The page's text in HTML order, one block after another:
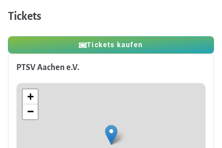
Tickets
Tickets kaufen
PTSV Aachen e.V.
+
−